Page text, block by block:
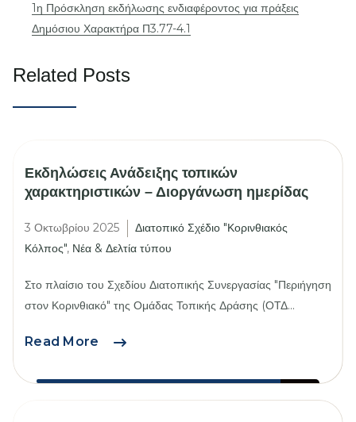
1η Πρόσκληση εκδήλωσης ενδιαφέροντος για πράξεις
Δημόσιου Χαρακτήρα Π3.77-4.1
Related Posts
Εκδηλώσεις Ανάδειξης τοπικών
χαρακτηριστικών – Διοργάνωση ημερίδας
3 Οκτωβρίου 2025
Διατοπικό Σχέδιο "Κορινθιακός
Κόλπος", Νέα & Δελτία τύπου
Στο πλαίσιο του Σχεδίου Διατοπικής Συνεργασίας "Περιήγηση
στον Κορινθιακό" της Ομάδας Τοπικής Δράσης (ΟΤΔ...
Read More
Εκδηλώσεις
τοπικών
χαρακτηριστικών